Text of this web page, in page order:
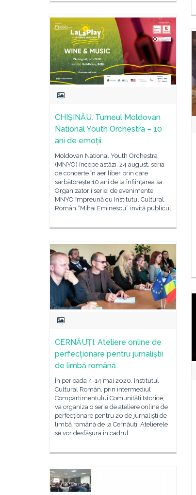
CHIȘINĂU. Turneul Moldovan
National Youth Orchestra – 10
ani de emoții
Moldovan National Youth Orchestra
(MNYO) începe astăzi, 24 august, seria
de concerte în aer liber prin care
sărbătorește 10 ani de la înființarea sa.
Organizatorii seriei de evenimente,
MNYO împreună cu Institutul Cultural
Român “Mihai Eminescu” invită publicul
CERNĂUȚI. Ateliere online de
perfecționare pentru jurnaliștii
de limbă română
În perioada 4-14 mai 2020, Institutul
Cultural Român, prin intermediul
Compartimentului Comunități Istorice,
va organiza o serie de ateliere online de
perfecționare pentru 20 de jurnaliști de
limbă română de la Cernăuți. Atelierele
se vor desfășura în cadrul